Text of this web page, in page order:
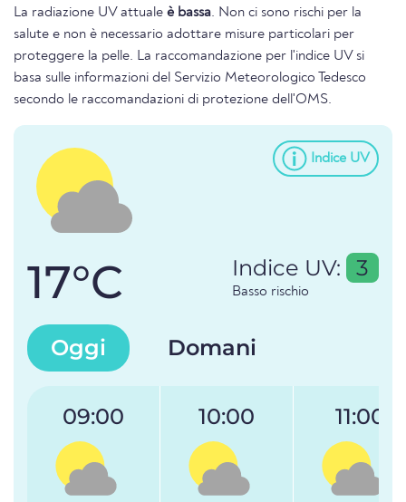
La radiazione UV attuale è bassa. Non ci sono rischi per la
salute e non è necessario adottare misure particolari per
proteggere la pelle. La raccomandazione per l'indice UV si
basa sulle informazioni del Servizio Meteorologico Tedesco
secondo le raccomandazioni di protezione dell'OMS.
Indice UV
17°C Indice UV: 3
Basso rischio
Oggi Domani
09:00 10:00 11:00